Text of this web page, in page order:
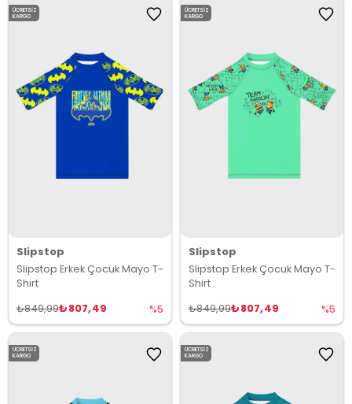
Slipstop
Slipstop Erkek Çocuk Mayo T-
Shirt
₺807,49
₺849,99 %5
ÜCRETSIZ
KARGO
Slipstop
Slipstop Erkek Çocuk Mayo T-
Shirt
₺807,49
₺849,99 %5
ÜCRETSIZ
KARGO
ÜCRETSIZ
KARGO
ÜCRETSIZ
KARGO